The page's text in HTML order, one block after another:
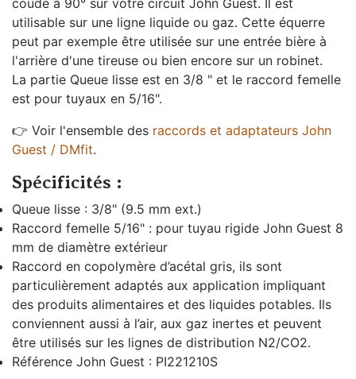
utilisable sur une ligne liquide ou gaz. Cette équerre
peut par exemple être utilisée sur une entrée bière à
l'arrière d'une tireuse ou bien encore sur un robinet.
La partie Queue lisse est en 3/8 " et le raccord femelle
est pour tuyaux en 5/16".
👉 Voir l'ensemble des raccords et adaptateurs John
Guest / DMfit.
Spécificités :
Queue lisse : 3/8" (9.5 mm ext.)
Raccord femelle 5/16" : pour tuyau rigide John Guest 8
mm de diamètre extérieur
Raccord en copolymère d’acétal gris, ils sont
particulièrement adaptés aux application impliquant
des produits alimentaires et des liquides potables. Ils
conviennent aussi à l’air, aux gaz inertes et peuvent
être utilisés sur les lignes de distribution N2/CO2.
Référence John Guest : PI221210S